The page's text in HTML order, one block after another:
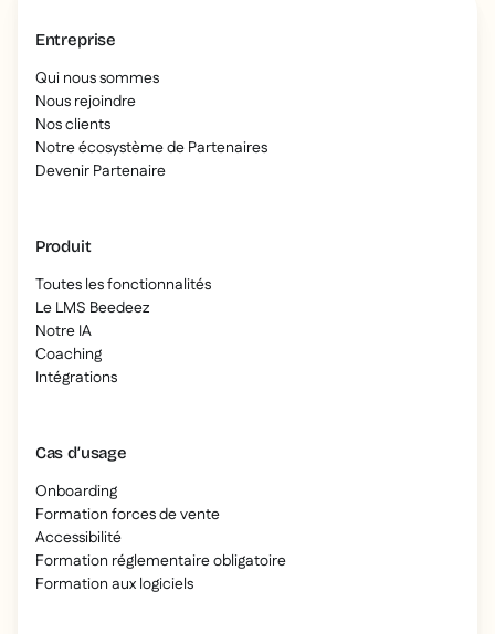
Entreprise
Qui nous sommes
Nous rejoindre
Nos clients
Notre écosystème de Partenaires
Devenir Partenaire
Produit
Toutes les fonctionnalités
Le LMS Beedeez
Notre IA
Coaching
Intégrations
Cas d’usage
Onboarding
Formation forces de vente
Accessibilité
Formation réglementaire obligatoire
Formation aux logiciels